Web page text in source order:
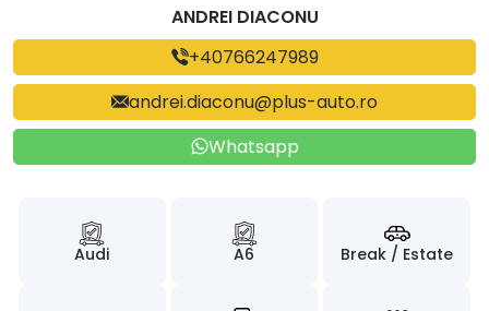
ANDREI DIACONU
+40766247989
andrei.diaconu@plus-auto.ro
Whatsapp
Audi A6 Break / Estate